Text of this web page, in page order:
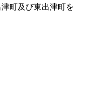
町及び東出津町を